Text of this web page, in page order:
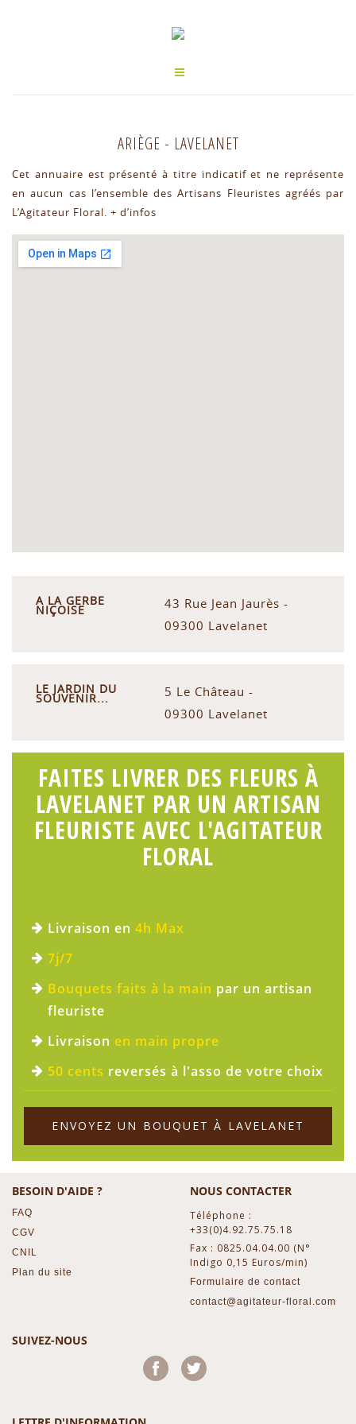
ARIÈGE - LAVELANET
Cet annuaire est présenté à titre indicatif et ne représente
en aucun cas l’ensemble des Artisans Fleuristes agréés par
L’Agitateur Floral. + d’infos
A LA GERBE
NIÇOISE
43 Rue Jean Jaurès -
09300 Lavelanet
LE JARDIN DU
SOUVENIR...
5 Le Château -
09300 Lavelanet
FAITES LIVRER DES FLEURS À
LAVELANET PAR UN ARTISAN
FLEURISTE AVEC L'AGITATEUR
FLORAL
Livraison en 4h Max
7j/7
Bouquets faits à la main par un artisan
fleuriste
Livraison en main propre
50 cents reversés à l'asso de votre choix
ENVOYEZ UN BOUQUET À LAVELANET
BESOIN D'AIDE ?
FAQ
CGV
CNIL
Plan du site
NOUS CONTACTER
Téléphone :
+33(0)4.92.75.75.18
Fax : 0825.04.04.00 (N°
Indigo 0,15 Euros/min)
Formulaire de contact
contact@agitateur-floral.com
SUIVEZ-NOUS
Facebook